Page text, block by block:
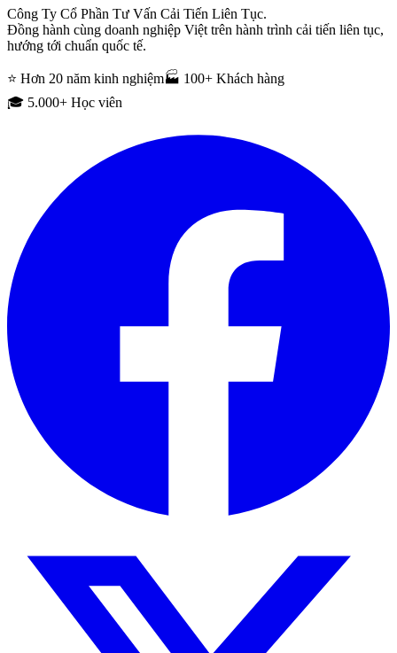
Công Ty Cổ Phần Tư Vấn Cải Tiến Liên Tục.
Đồng hành cùng doanh nghiệp Việt trên hành trình cải tiến liên tục,
hướng tới chuẩn quốc tế.
⭐ Hơn 20 năm kinh nghiệm🏭 100+ Khách hàng
🎓 5.000+ Học viên